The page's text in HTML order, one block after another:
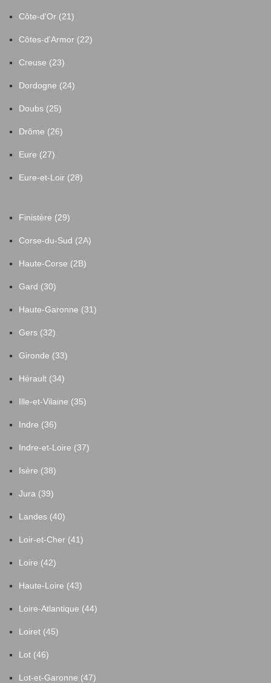
Côte-d'Or (21)
Côtes-d'Armor (22)
Creuse (23)
Dordogne (24)
Doubs (25)
Drôme (26)
Eure (27)
Eure-et-Loir (28)
Finistère (29)
Corse-du-Sud (2A)
Haute-Corse (2B)
Gard (30)
Haute-Garonne (31)
Gers (32)
Gironde (33)
Hérault (34)
Ille-et-Vilaine (35)
Indre (36)
Indre-et-Loire (37)
Isère (38)
Jura (39)
Landes (40)
Loir-et-Cher (41)
Loire (42)
Haute-Loire (43)
Loire-Atlantique (44)
Loiret (45)
Lot (46)
Lot-et-Garonne (47)